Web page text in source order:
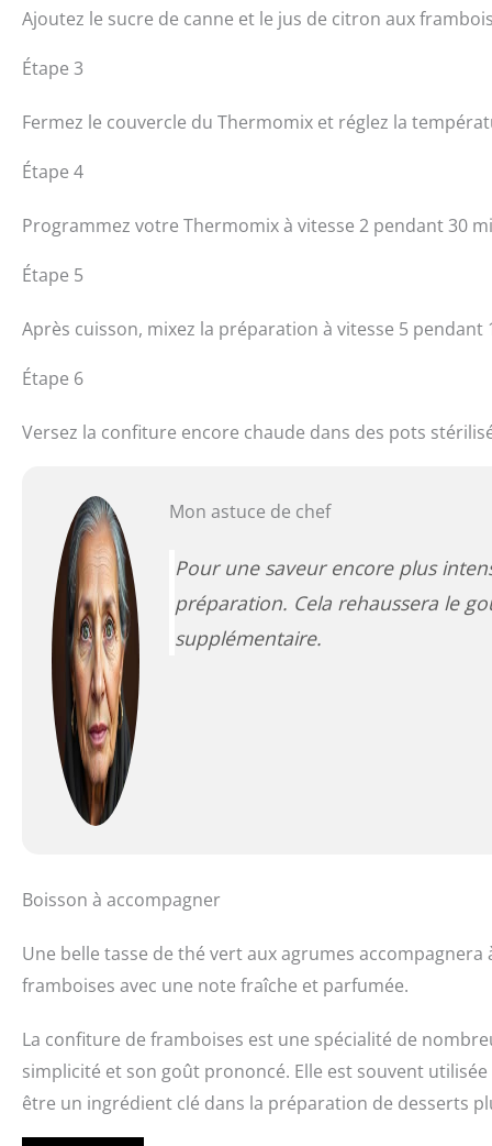
Ajoutez le sucre de canne et le jus de citron aux
Étape 3
Fermez le couvercle du Thermomix et réglez la
Étape 4
Programmez votre Thermomix à vitesse 2 pendant 30
Étape 5
Après cuisson, mixez la préparation à vitesse 5
Étape 6
Versez la confiture encore chaude dans des pots
Mon astuce de chef
Pour une saveur encore plus
préparation. Cela rehaussera le
supplémentaire.
Boisson à accompagner
Une belle tasse de thé vert aux agrumes
framboises avec une note fraîche et parfumée.
La confiture de framboises est une spécialité de
simplicité et son goût prononcé. Elle est souvent
être un ingrédient clé dans la préparation de desserts